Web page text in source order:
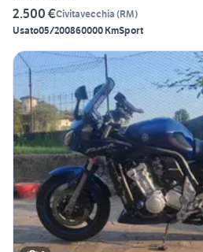
2.500 €Civitavecchia (RM)
Usato05/200860000 KmSport